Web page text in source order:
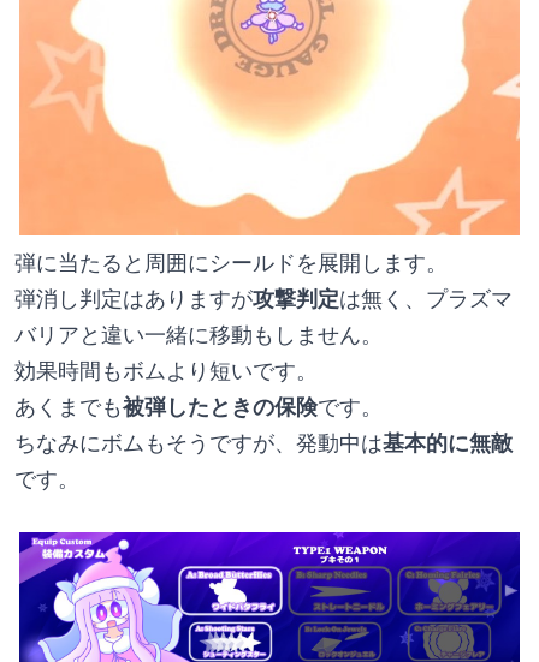
弾に当たると周囲にシールドを展開します。
弾消し判定はありますが攻撃判定は無く、プラズマ
バリアと違い一緒に移動もしません。
効果時間もボムより短いです。
あくまでも被弾したときの保険です。
ちなみにボムもそうですが、発動中は基本的に無敵
です。